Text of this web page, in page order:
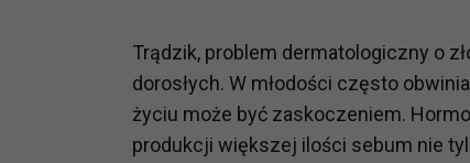
Trądzik, problem dermatologiczny o
dorosłych. W młodości często
życiu może być zaskoczeniem.
produkcji większej ilości sebum nie